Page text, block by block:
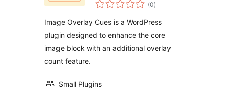
(0de
)
Image Overlay Cues is a WordPress
plugin designed to enhance the core
image block with an additional overlay
count feature.
Small Plugins